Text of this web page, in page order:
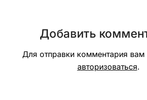
Добавить
Для отправки комментария
авторизоваться.